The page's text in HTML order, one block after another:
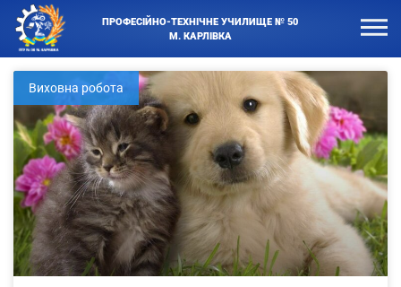
ПРОФЕСІЙНО-ТЕХНІЧНЕ УЧИЛИЩЕ № 50
М. КАРЛІВКА
Виховна робота